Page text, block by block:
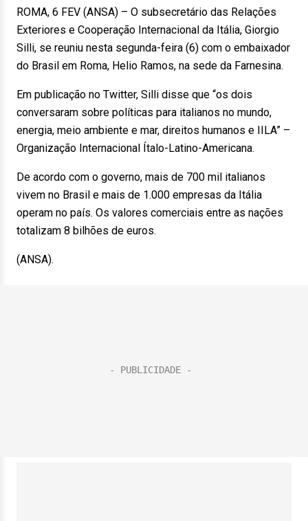
ROMA, 6 FEV (ANSA) – O subsecretário das Relações
Exteriores e Cooperação Internacional da Itália, Giorgio
Silli, se reuniu nesta segunda-feira (6) com o embaixador
do Brasil em Roma, Helio Ramos, na sede da Farnesina.
Em publicação no Twitter, Silli disse que “os dois
conversaram sobre políticas para italianos no mundo,
energia, meio ambiente e mar, direitos humanos e IILA” –
Organização Internacional Ítalo-Latino-Americana.
De acordo com o governo, mais de 700 mil italianos
vivem no Brasil e mais de 1.000 empresas da Itália
operam no país. Os valores comerciais entre as nações
totalizam 8 bilhões de euros.
(ANSA).